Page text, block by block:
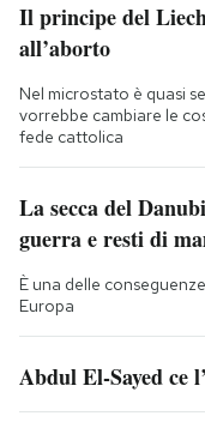
Il principe del
all’aborto
Nel microstato è quasi
vorrebbe cambiare le
fede cattolica
La secca del
guerra e resti di
È una delle
Europa
Abdul El-Sayed ce